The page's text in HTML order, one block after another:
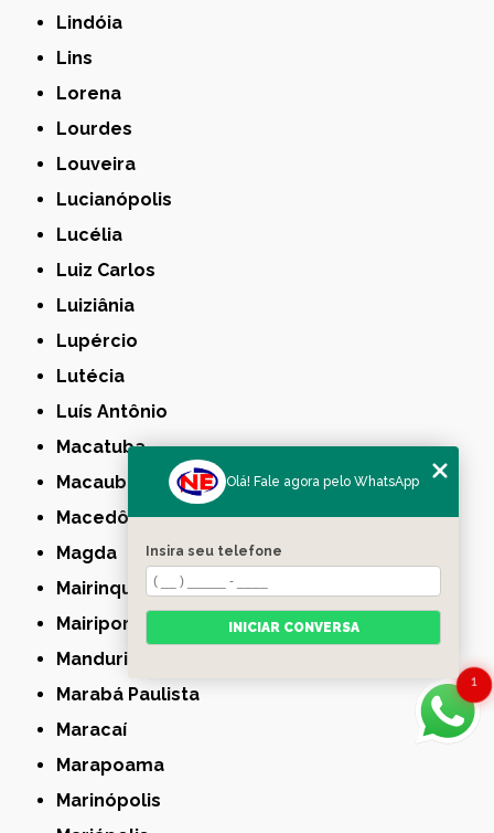
Lindóia
Lins
Lorena
Lourdes
Louveira
Lucianópolis
Lucélia
Luiz Carlos
Luiziânia
Lupércio
Lutécia
Luís Antônio
Macatuba
Macaubal
Macedônia
Magda
Mairinque
Mairiporã
Manduri
Marabá Paulista
Maracaí
Marapoama
Marinópolis
1
Olá! Fale agora pelo WhatsApp
Insira seu telefone
INICIAR CONVERSA